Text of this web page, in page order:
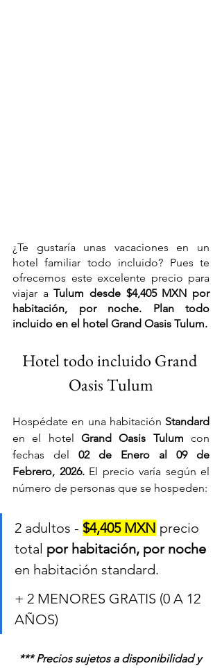
¿Te gustaría unas vacaciones en un
hotel familiar todo incluido? Pues te
ofrecemos este excelente precio para
viajar a Tulum desde $4,405 MXN por
habitación, por noche. Plan todo
incluido en el hotel Grand Oasis Tulum.
Hotel todo incluido Grand
Oasis Tulum
Hospédate en una habitación
en el hotel Grand Oasis Tulum con
fechas del 02 de Enero al 09 de
Febrero, 2026. El precio varía según el
número de personas que se hospeden:
2 adultos - $4,405 MXN precio
total por habitación, por noche
en habitación standard.
+ 2 MENORES GRATIS (0 A 12
AÑOS)
*** Precios sujetos a disponibilidad y